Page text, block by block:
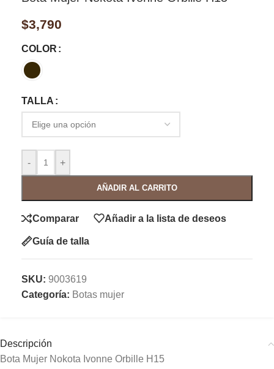
$3,790
COLOR
TALLA
- +
AÑADIR AL CARRITO
Comparar Añadir a la lista de deseos
Guía de talla
SKU: 9003619
Categoría: Botas mujer
Descripción
Bota Mujer Nokota Ivonne Orbille H15